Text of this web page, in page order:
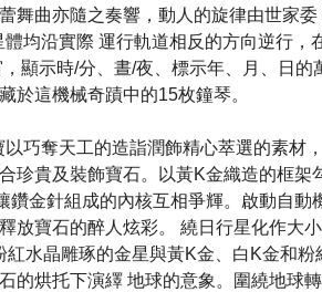
舞曲亦隨之奏響，動人的旋律由世家
均沿實際 運行軌道相反的方向逆行，
顯示時/分、晝/夜、標示年、月、日的
於這機械奇蹟中的15枚鐘琴。
巧奪天工的造詣潤飾精心萃選的素材
珍貴及裝飾寶石。以黃K金織造的框架
鑽金針組成的內核互相爭輝。啟動自動
放寶石的醉人炫彩。 繞日行星化作大
水晶雕琢的金星與黃K金、白K金和
的烘托下演繹 地球的意象。圍繞地球